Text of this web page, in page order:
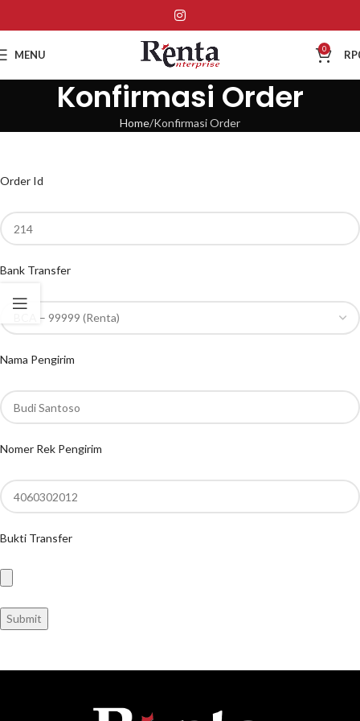
MENU 0 RP
Konfirmasi Order
Home Konfirmasi Order
Order Id
Bank Transfer
Nama Pengirim
Nomer Rek Pengirim
Bukti Transfer